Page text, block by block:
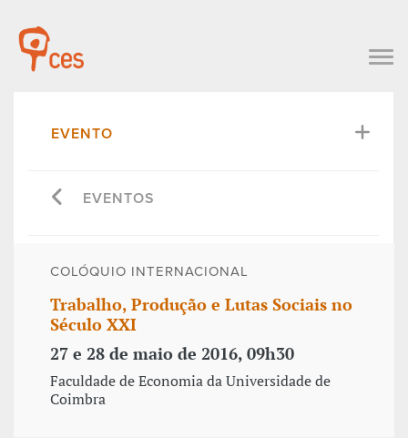
EVENTO
EVENTOS
COLÓQUIO INTERNACIONAL
Trabalho, Produção e Lutas Sociais no
Século XXI
27 e 28 de maio de 2016, 09h30
Faculdade de Economia da Universidade de
Coimbra